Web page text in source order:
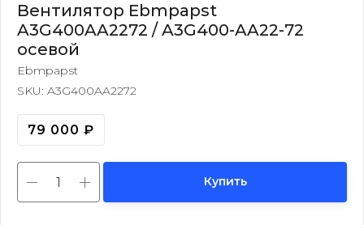
Вентилятор Ebmpapst
A3G400AA2272 / A3G400-AA22-72
осевой
Ebmpapst
SKU: A3G400AA2272
79 000 ₽
Купить